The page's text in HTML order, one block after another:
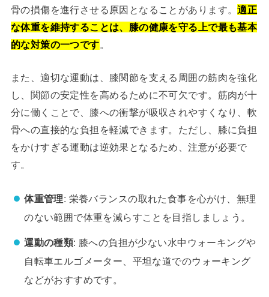
骨の損傷を進行させる原因となることがあります。適正
な体重を維持することは、膝の健康を守る上で最も基本
的な対策の一つです。
また、適切な運動は、膝関節を支える周囲の筋肉を強化
し、関節の安定性を高めるために不可欠です。筋肉が十
分に働くことで、膝への衝撃が吸収されやすくなり、軟
骨への直接的な負担を軽減できます。ただし、膝に負担
をかけすぎる運動は逆効果となるため、注意が必要で
す。
体重管理: 栄養バランスの取れた食事を心がけ、無理
のない範囲で体重を減らすことを目指しましょう。
運動の種類: 膝への負担が少ない水中ウォーキングや
自転車エルゴメーター、平坦な道でのウォーキング
などがおすすめです。